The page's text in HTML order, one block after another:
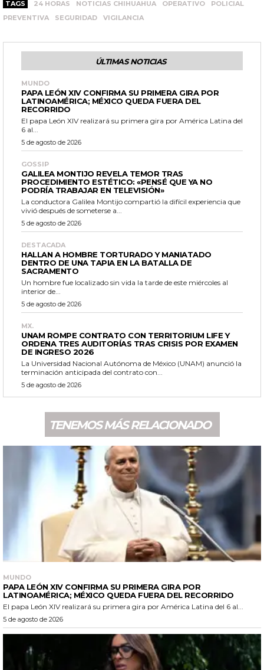
TAGS 24 HORAS NOTICIAS CHIHUAHUA OPERATIVO
POLICIAL
PREVENTIVA
SEGURIDAD VIGILANCIA
ÚLTIMAS NOTICIAS
MUNDO
PAPA LEÓN XIV CONFIRMA SU PRIMERA GIRA POR
LATINOAMÉRICA; MÉXICO QUEDA FUERA DEL
RECORRIDO
El papa León XIV realizará su primera gira por América Latina del
6 al...
5 de agosto de 2026
GOSSIP
GALILEA MONTIJO REVELA TEMOR TRAS
PROCEDIMIENTO ESTÉTICO: «PENSÉ QUE YA NO
PODRÍA TRABAJAR EN TELEVISIÓN»
La conductora Galilea Montijo compartió la difícil experiencia que
vivió después de someterse a...
5 de agosto de 2026
DESTACADA
HALLAN A HOMBRE TORTURADO Y MANIATADO
DENTRO DE UNA TAPIA EN LA BATALLA DE
SACRAMENTO
Un hombre fue localizado sin vida la tarde de este miércoles al
interior de...
5 de agosto de 2026
MX.
UNAM ROMPE CONTRATO CON TERRITORIUM LIFE Y
ORDENA TRES AUDITORÍAS TRAS CRISIS POR EXAMEN
DE INGRESO 2026
La Universidad Nacional Autónoma de México (UNAM) anunció la
terminación anticipada del contrato con...
5 de agosto de 2026
TENEMOS MÁS RELACIONADO
MUNDO
PAPA LEÓN XIV CONFIRMA SU PRIMERA GIRA POR
LATINOAMÉRICA; MÉXICO QUEDA FUERA DEL RECORRIDO
El papa León XIV realizará su primera gira por América Latina del 6 al...
5 de agosto de 2026